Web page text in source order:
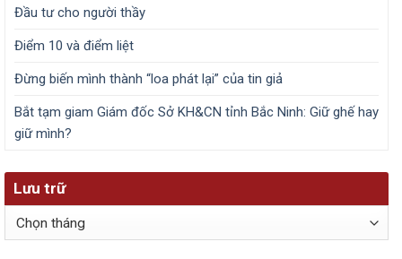
Đầu tư cho người thầy
Điểm 10 và điểm liệt
Đừng biến mình thành “loa phát lại” của tin giả
Bắt tạm giam Giám đốc Sở KH&CN tỉnh Bắc Ninh: Giữ ghế hay
giữ mình?
Lưu trữ
Lưu